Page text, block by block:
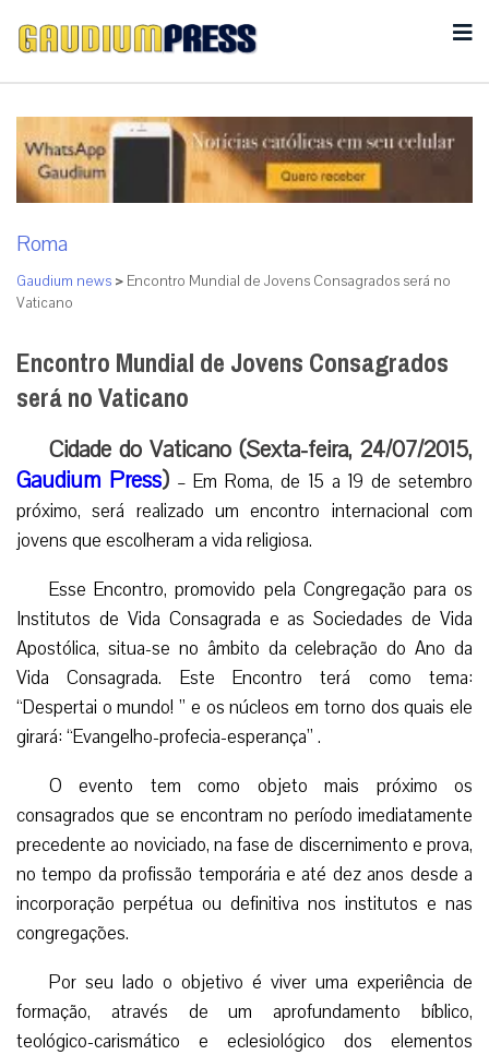
Roma
Gaudium news > Encontro Mundial de Jovens Consagrados será no
Vaticano
Encontro Mundial de Jovens Consagrados
será no Vaticano
Cidade do Vaticano (Sexta-feira, 24/07/2015,
Gaudium Press)– Em Roma, de 15 a 19 de setembro
próximo, será realizado um encontro internacional com
jovens que escolheram a vida religiosa.
Esse Encontro, promovido pela Congregação para os
Institutos de Vida Consagrada e as Sociedades de Vida
Apostólica, situa-se no âmbito da celebração do Ano da
Vida Consagrada. Este Encontro terá como tema:
“Despertai o mundo! ” e os núcleos em torno dos quais ele
girará: “Evangelho-profecia-esperança” .
O evento tem como objeto mais próximo os
consagrados que se encontram no período imediatamente
precedente ao noviciado, na fase de discernimento e prova,
no tempo da profissão temporária e até dez anos desde a
incorporação perpétua ou definitiva nos institutos e nas
congregações.
Por seu lado o objetivo é viver uma experiência de
formação, através de um aprofundamento bíblico,
teológico-carismático e eclesiológico dos elementos